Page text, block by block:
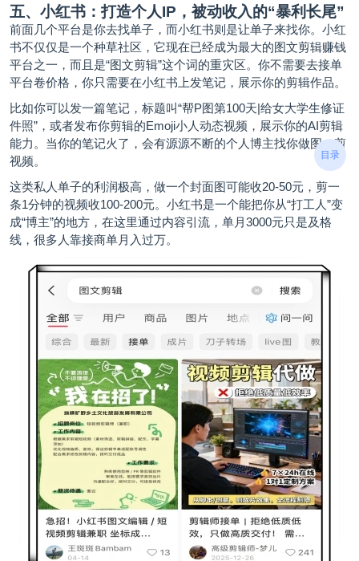
五、小红书：打造个人IP，被动收入的“暴利长尾”
前面几个平台是你去找单子，而小红书则是让单子来找你。小红
书不仅仅是一个种草社区，它现在已经成为最大的图文剪辑赚钱
平台之一，而且是“图文剪辑”这个词的重灾区。你不需要去接单
平台卷价格，你只需要在小红书上发笔记，展示你的剪辑作品。
比如你可以发一篇笔记，标题叫“帮P图第100天|给女大学生修证
件照”，或者发布你剪辑的Emoji小人动态视频，展示你的AI剪辑
能力。当你的笔记火了，会有源源不断的个人博主找你做图、剪
视频。
这类私人单子的利润极高，做一个封面图可能收20-50元，剪一
条1分钟的视频收100-200元。小红书是一个能把你从“打工人”变
成“博主”的地方，在这里通过内容引流，单月3000元只是及格
线，很多人靠接商单月入过万。
目录